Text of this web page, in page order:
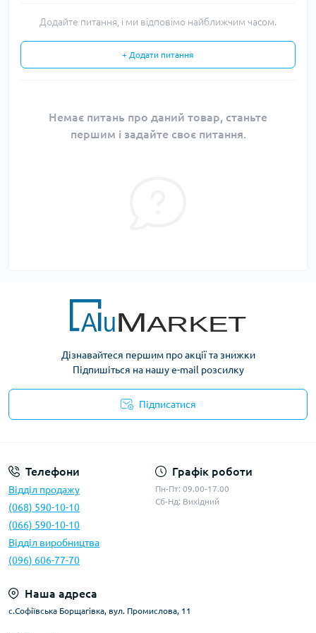
Додайте питання, і ми відповімо найближчим часом.
+ Додати питання
Немає питань про даний товар, станьте
першим і задайте своє питання.
Дізнавайтеся першим про акції та знижки
Підпишіться на нашу e-mail розсилку
Підписатися
Телефони
Відділ продажу
(068) 590-10-10
(066) 590-10-10
Відділ виробництва
(096) 606-77-70
Графік роботи
Пн-Пт: 09.00-17.00
Сб-Нд: Вихідний
Наша адреса
с.Софіївська Борщагівка, вул. Промислова, 11